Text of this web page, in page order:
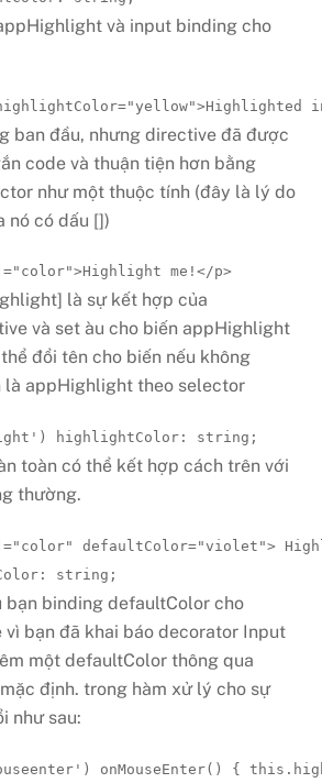
và input binding cho
="yellow">Highlighted
ban đầu, nhưng directive đã được
code và thuận tiện hơn bằng
như một thuộc tính (đây là lý do
nó có dấu [])
=" color">Highlight me!</p>
là sự kết hợp của
và set àu cho biến appHighlight
đổi tên cho biến nếu không
là appHighlight theo selector
) highlightColor : string ;
toàn có thể kết hợp cách trên với
thường.
=" color" defaultColor="violet ">
: string ;
bạn binding defaultColor cho
bạn đã khai báo decorator Input
một defaultColor thông qua
định. trong hàm xử lý cho sự
như sau:
) onMouseEnter( ) { this .